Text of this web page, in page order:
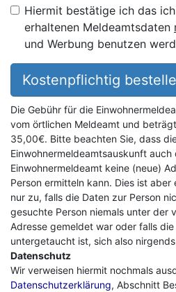
Hiermit bestätige ich das
erhaltenen Meldeamtsdaten
und Werbung benutzen
Kostenpflichtig
Die Gebühr für die
vom örtlichen Meldeamt und
35,00€. Bitte beachten Sie, dass
Einwohnermeldeamtsauskunft
Einwohnermeldeamt keine (neue)
Person ermitteln kann. Dies ist
nur zu, falls die Daten zur Person
gesuchte Person niemals unter der
Adresse gemeldet war oder falls
untergetaucht ist, sich also
Datenschutz
Wir verweisen hiermit nochmals
Datenschutzerklärung, Abschnitt